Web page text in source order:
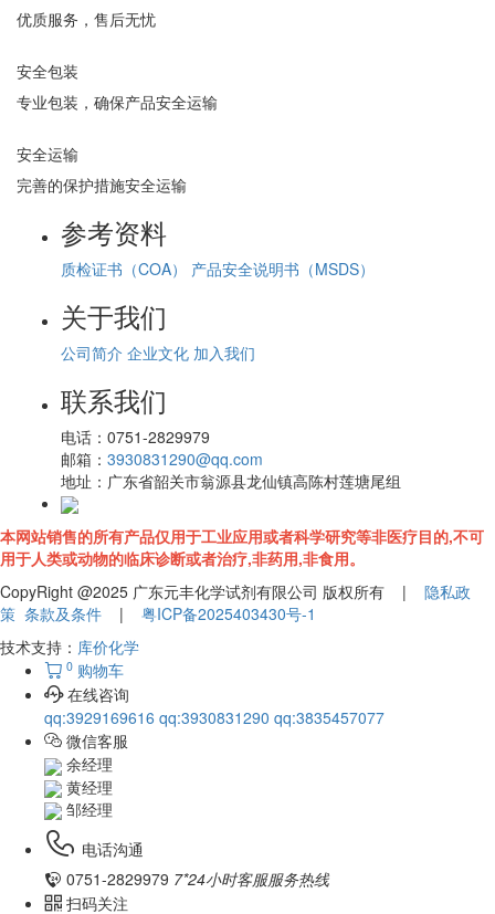
优质服务，售后无忧
安全包装
专业包装，确保产品安全运输
安全运输
完善的保护措施安全运输
参考资料
质检证书（COA） 产品安全说明书（MSDS）
关于我们
公司简介 企业文化 加入我们
联系我们
电话： 0751-2829979
邮箱： 3930831290@qq.com
地址： 广东省韶关市翁源县龙仙镇高陈村莲塘尾组
本网站销售的所有产品仅用于工业应用或者科学研究等非医疗目的,不可
用于人类或动物的临床诊断或者治疗,非药用,非食用。
CopyRight @2025 广东元丰化学试剂有限公司 版权所有 | 隐私政
策 条款及条件 | 粤ICP备2025403430号-1
技术支持： 库价化学
0 购物车
在线咨询
qq:3929169616 qq:3930831290 qq:3835457077
微信客服
余经理
黄经理
邹经理
电话沟通
0751-2829979 7*24小时客服服务热线
扫码关注